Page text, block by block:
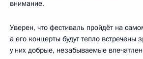
внимание.
Уверен, что фестиваль пройдёт на
а его концерты будут тепло встречены
у них добрые, незабываемые